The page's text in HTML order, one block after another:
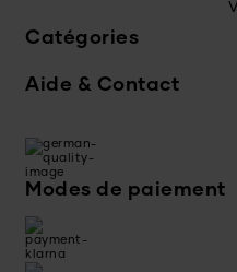
Catégories
Aide & Contact
Modes de paiement